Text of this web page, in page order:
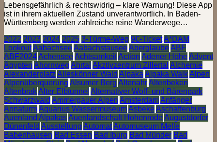
Lebensgefährlich & rechtswidrig – klare Warnung! Diese App
ist in ihrem aktuellen Zustand unverantwortlich. In Baden-
Württemberg werden zahlreiche reine Wanderwege…
2022 2023 2024 2025 3-Türme-Weg 9€-TicketA*DAM
LookoutAabachseeAabachstauseeAberglaubeABF
ABF2024AchenseeAchtsamkeitAction Adener HöheAdvent
Ägypten Ahornweg Ahrtal Akztivzentrum Zillertal Alchemie
Alexanderplatz Alleskönner Wald Alpaka Alpaka WalkAlpen
Alpenüberquerung Alsumer Berg AltenahrAltenbeken
AltenbrakAlter Elbtunnel Alternativer Wolf- und Bärenpark
Schwarzwald Ammergauer Alpen AmsterdamAnfänger
AnnaturmAquarius WassermuseumAsbekeAschaffenburg
Auenland AlpakasAuenlandschaft HohenrodeAugustdorfer
Dünenfeld Ausstellung AutomatAutomuseum Melle
Babenhausen Bad Essen Bad Iburg Bad Münder Bad